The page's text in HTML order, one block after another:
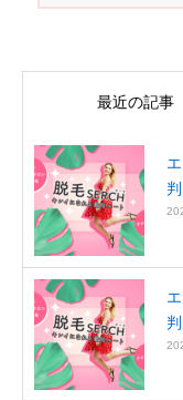
最近の記事
判
判